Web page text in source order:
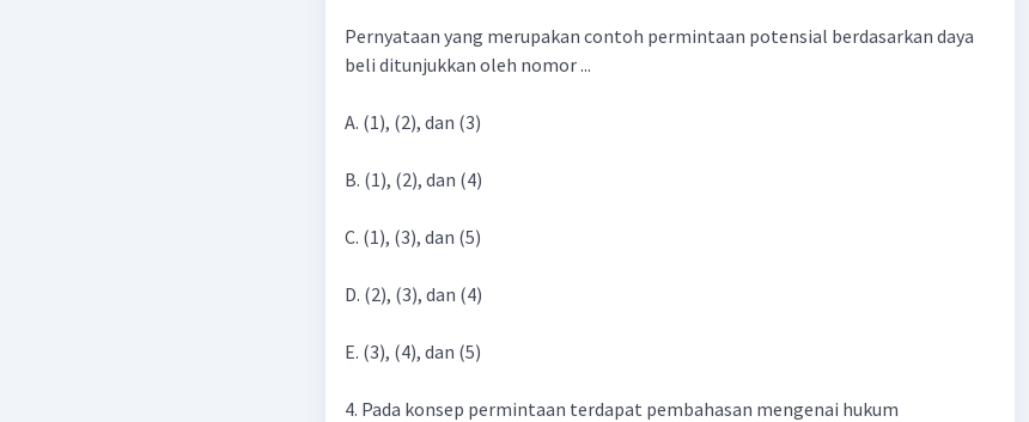
Pernyataan yang merupakan contoh permintaan potensial berdasarkan daya
beli ditunjukkan oleh nomor ...
A. (1), (2), dan (3)
B. (1), (2), dan (4)
C. (1), (3), dan (5)
D. (2), (3), dan (4)
E. (3), (4), dan (5)
4. Pada konsep permintaan terdapat pembahasan mengenai hukum